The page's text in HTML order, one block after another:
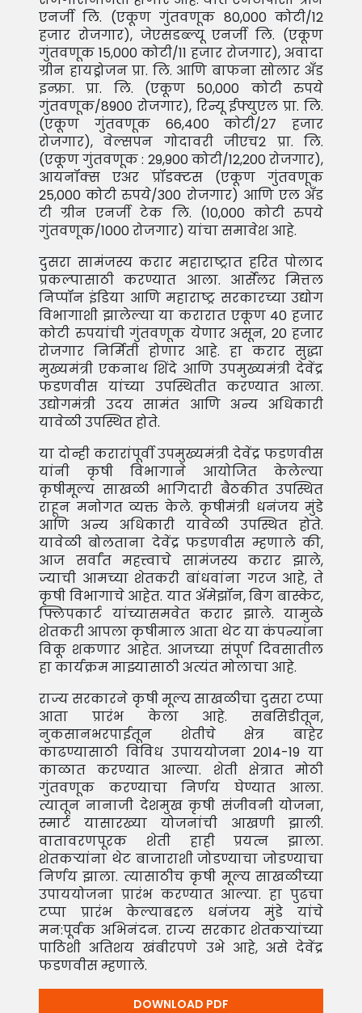
एनर्जी लि. (एकूण गुंतवणूक 80,000 कोटी/12
हजार रोजगार), जेएसडब्ल्यू एनर्जी लि. (एकूण
गुंतवणूक 15,000 कोटी/11 हजार रोजगार), अवादा
ग्रीन हायड्रोजन प्रा. लि. आणि बाफना सोलार अँड
इन्फ्रा. प्रा. लि. (एकूण 50,000 कोटी रुपये
गुंतवणूक/8900 रोजगार), रिन्यू ईफ्युएल प्रा. लि.
(एकूण गुंतवणूक 66,400 कोटी/27 हजार
रोजगार), वेल्सपन गोदावरी जीएच2 प्रा. लि.
(एकूण गुंतवणूक : 29,900 कोटी/12,200 रोजगार),
आयनॉक्स एअर प्रॉडक्टस (एकूण गुंतवणूक
25,000 कोटी रुपये/300 रोजगार) आणि एल अँड
टी ग्रीन एनर्जी टेक लि. (10,000 कोटी रुपये
गुंतवणूक/1000 रोजगार) यांचा समावेश आहे.
दुसरा सामंजस्य करार महाराष्ट्रात हरित पोलाद
प्रकल्पासाठी करण्यात आला. आर्सेलर मित्तल
निप्पॉन इंडिया आणि महाराष्ट्र सरकारच्या उद्योग
विभागाशी झालेल्या या करारात एकूण 40 हजार
कोटी रुपयांची गुंतवणूक येणार असून, 20 हजार
रोजगार निर्मिती होणार आहे. हा करार सुद्धा
मुख्यमंत्री एकनाथ शिंदे आणि उपमुख्यमंत्री देवेंद्र
फडणवीस यांच्या उपस्थितीत करण्यात आला.
उद्योगमंत्री उदय सामंत आणि अन्य अधिकारी
यावेळी उपस्थित होते.
या दोन्ही करारांपूर्वी उपमुख्यमंत्री देवेंद्र फडणवीस
यांनी कृषी विभागाने आयोजित केलेल्या
कृषीमूल्य साखळी भागिदारी बैठकीत उपस्थित
राहून मनोगत व्यक्त केले. कृषीमंत्री धनंजय मुंडे
आणि अन्य अधिकारी यावेळी उपस्थित होते.
यावेळी बोलताना देवेंद्र फडणवीस म्हणाले की,
आज सर्वांत महत्त्वाचे सामंजस्य करार झाले,
ज्याची आमच्या शेतकरी बांधवांना गरज आहे, ते
कृषी विभागाचे आहेत. यात अ‍ॅमेझॉन, बिग बास्केट,
फ्लिपकार्ट यांच्यासमवेत करार झाले. यामुळे
शेतकरी आपला कृषीमाल आता थेट या कंपन्यांना
विकू शकणार आहेत. आजच्या संपूर्ण दिवसातील
हा कार्यक्रम माझ्यासाठी अत्यंत मोलाचा आहे.
राज्य सरकारने कृषी मूल्य साखळीचा दुसरा टप्पा
आता प्रारंभ केला आहे. सबसिडीतून,
नुकसानभरपाईतून शेतीचे क्षेत्र बाहेर
काढण्यासाठी विविध उपाययोजना 2014-19 या
काळात करण्यात आल्या. शेती क्षेत्रात मोठी
गुंतवणूक करण्याचा निर्णय घेण्यात आला.
त्यातून नानाजी देशमुख कृषी संजीवनी योजना,
स्मार्ट यासारख्या योजनांची आखणी झाली.
वातावरणपूरक शेती हाही प्रयत्न झाला.
शेतकर्‍यांना थेट बाजाराशी जोडण्याचा जोडण्याचा
निर्णय झाला. त्यासाठीच कृषी मूल्य साखळीच्या
उपाययोजना प्रारंभ करण्यात आल्या. हा पुढचा
टप्पा प्रारंभ केल्याबद्दल धनंजय मुंडे यांचे
मन:पूर्वक अभिनंदन. राज्य सरकार शेतकर्‍यांच्या
पाठिशी अतिशय खंबीरपणे उभे आहे, असे देवेंद्र
फडणवीस म्हणाले.
DOWNLOAD PDF